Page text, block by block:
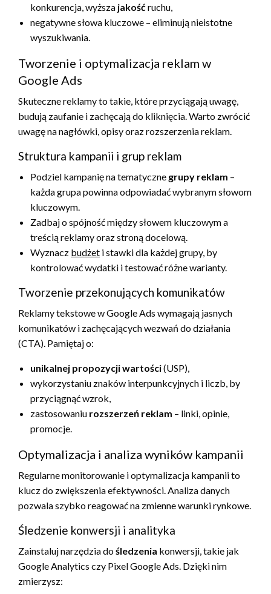
konkurencja, wyższa jakośćruchu,
negatywne słowa kluczowe – eliminują nieistotne
wyszukiwania.
Tworzenie i optymalizacja reklam w
Google Ads
Skuteczne reklamy to takie, które przyciągają uwagę,
budują zaufanie i zachęcają do kliknięcia. Warto zwrócić
uwagę na nagłówki, opisy oraz rozszerzenia reklam.
Struktura kampanii i grup reklam
Podziel kampanię na tematyczne grupy reklam –
każda grupa powinna odpowiadać wybranym słowom
kluczowym.
Zadbaj o spójność między słowem kluczowym a
treścią reklamy oraz stroną docelową.
Wyznacz budżet i stawki dla każdej grupy, by
kontrolować wydatki i testować różne warianty.
Tworzenie przekonujących komunikatów
Reklamy tekstowe w Google Ads wymagają jasnych
komunikatów i zachęcających wezwań do działania
(CTA). Pamiętaj o:
unikalnej propozycji wartości(USP),
wykorzystaniu znaków interpunkcyjnych i liczb, by
przyciągnąć wzrok,
zastosowaniu rozszerzeń reklam – linki, opinie,
promocje.
Optymalizacja i analiza wyników kampanii
Regularne monitorowanie i optymalizacja kampanii to
klucz do zwiększenia efektywności. Analiza danych
pozwala szybko reagować na zmienne warunki rynkowe.
Śledzenie konwersji i analityka
Zainstaluj narzędzia dośledzenia konwersji, takie jak
Google Analytics czy Pixel Google Ads. Dzięki nim
zmierzysz: